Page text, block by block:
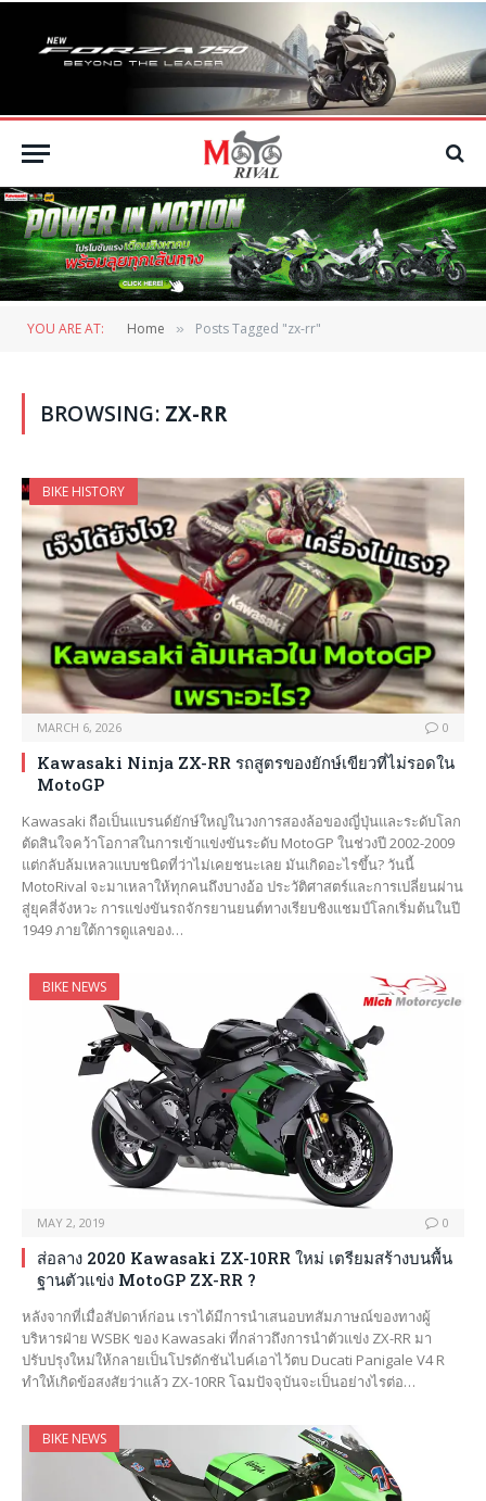
YOU ARE AT: Home » Posts Tagged "zx-rr"
BROWSING: ZX-RR
BIKE HISTORY
MARCH 6, 2026 0
Kawasaki Ninja ZX-RR รถสูตรของยักษ์เขียวที่ไม่รอดใน
MotoGP
Kawasaki ถือเป็นแบรนด์ยักษ์ใหญ่ในวงการสองล้อของญี่ปุ่นและระดับโลก
ตัดสินใจคว้าโอกาสในการเข้าแข่งขันระดับ MotoGP ในช่วงปี 2002-2009
แต่กลับล้มเหลวแบบชนิดที่ว่าไม่เคยชนะเลย มันเกิดอะไรขึ้น? วันนี้
MotoRival จะมาเหลาให้ทุกคนถึงบางอ้อ ประวัติศาสตร์และการเปลี่ยนผ่าน
สู่ยุคสี่จังหวะ การแข่งขันรถจักรยานยนต์ทางเรียบชิงแชมป์โลกเริ่มต้นในปี
1949 ภายใต้การดูแลของ…
BIKE NEWS
MAY 2, 2019 0
ส่อลาง 2020 Kawasaki ZX-10RR ใหม่ เตรียมสร้างบนพื้น
ฐานตัวแข่ง MotoGP ZX-RR ?
หลังจากที่เมื่อสัปดาห์ก่อน เราได้มีการนำเสนอบทสัมภาษณ์ของทางผู้
บริหารฝ่าย WSBK ของ Kawasaki ที่กล่าวถึงการนำตัวแข่ง ZX-RR มา
ปรับปรุงใหม่ให้กลายเป็นโปรดักชันไบค์เอาไว้ตบ Ducati Panigale V4 R
ทำให้เกิดข้อสงสัยว่าแล้ว ZX-10RR โฉมปัจจุบันจะเป็นอย่างไรต่อ…
BIKE NEWS